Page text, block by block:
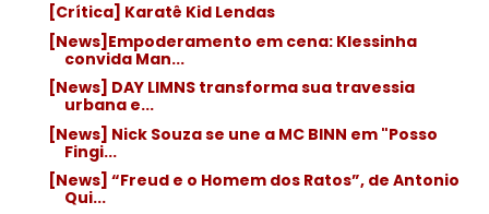
[Crítica] Karatê Kid Lendas
[News]Empoderamento em cena: Klessinha
convida Man...
[News] DAY LIMNS transforma sua travessia
urbana e...
[News] Nick Souza se une a MC BINN em "Posso
Fingi...
[News] “Freud e o Homem dos Ratos”, de Antonio
Qui...